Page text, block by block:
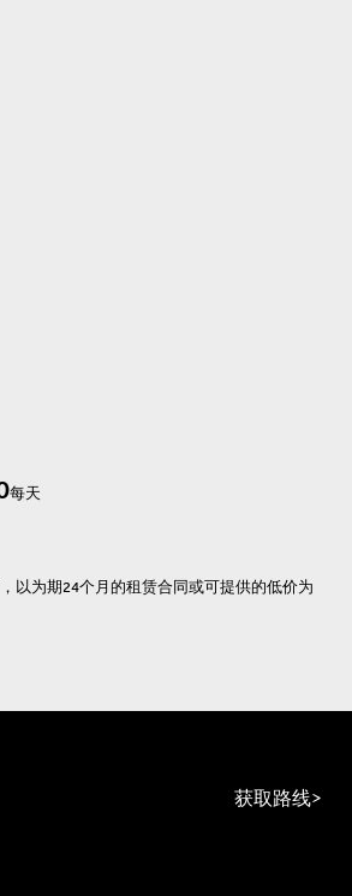
每天
以为期24个月的租赁合同或可提供的低价为
获取路线